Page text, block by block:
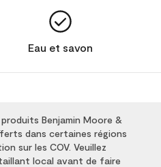
Eau et savon
Benjamin Moore &
dans certaines régions
sur les COV. Veuillez
local avant de faire